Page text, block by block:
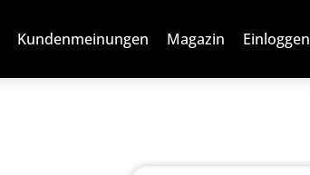
Kundenmeinungen Magazin Einloggen